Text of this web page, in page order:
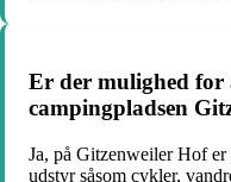
Er der mulighed for
campingpladsen
Ja, på Gitzenweiler Hof
udstyr såsom cykler,